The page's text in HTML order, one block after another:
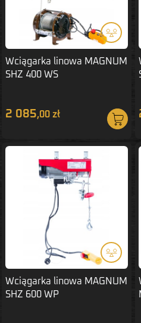
Wciągarka linowa MAGNUM
SHZ 400 WS
2 085,00 zł
Wciągarka linowa MAGNUM
SHZ 600 WP